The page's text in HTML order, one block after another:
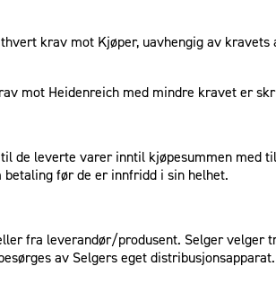
krav mot Kjøper, uavhengig av
mot Heidenreich med mindre kravet er
de leverte varer inntil kjøpesummen med
før de er innfridd i sin helhet.
fra leverandør/produsent. Selger
av Selgers eget distribusjonsapparat.